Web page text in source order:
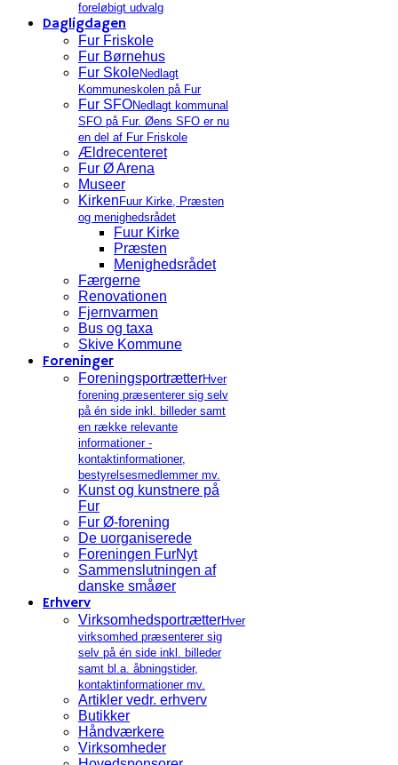
foreløbigt udvalg
Dagligdagen
Fur Friskole
Fur Børnehus
Fur SkoleNedlagt
Kommuneskolen på Fur
Fur SFONedlagt kommunal
SFO på Fur. Øens SFO er nu
en del af Fur Friskole
Ældrecenteret
Fur Ø Arena
Museer
Kirken Fuur Kirke, Præsten
og menighedsrådet
Fuur Kirke
Præsten
Menighedsrådet
Færgerne
Renovationen
Fjernvarmen
Bus og taxa
Skive Kommune
Foreninger
ForeningsportrætterHver
forening præsenterer sig selv
på én side inkl. billeder samt
en række relevante
informationer -
kontaktinformationer,
bestyrelsesmedlemmer mv.
Kunst og kunstnere på
Fur
Fur Ø-forening
De uorganiserede
Foreningen FurNyt
Sammenslutningen af
danske småøer
Erhverv
VirksomhedsportrætterHver
virksomhed præsenterer sig
selv på én side inkl. billeder
samt bl.a. åbningstider,
kontaktinformationer mv.
Artikler vedr. erhverv
Butikker
Håndværkere
Virksomheder